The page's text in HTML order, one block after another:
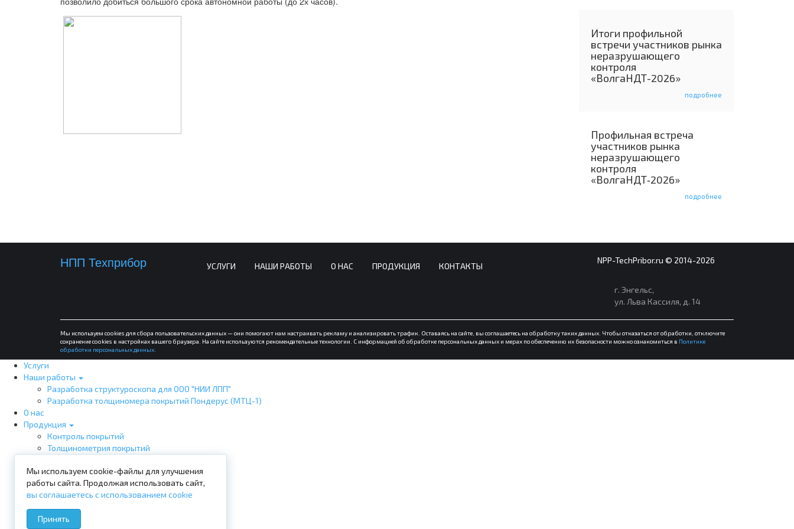
Итоги профильной
встречи участников рынка
неразрушающего
контроля
«ВолгаНДТ-2026»
подробнее
Профильная встреча
участников рынка
неразрушающего
контроля
«ВолгаНДТ‑2026»
подробнее
НПП Техприбор УСЛУГИ НАШИ РАБОТЫ О НАС ПРОДУКЦИЯ КОНТАКТЫ
NPP-TechPribor.ru © 2014-2026
г. Энгельс,
ул. Льва Кассиля, д. 14
Мы используем cookies для сбора пользовательских данных — они помогают нам настраивать рекламу и анализировать трафик. Оставаясь на сайте, вы соглашаетесь на обработку таких данных. Чтобы отказаться от обработки, отключите
сохранение cookies в настройках вашего браузера. На сайте используются рекомендательные технологии. С информацией об обработке персональных данных и мерах по обеспечению их безопасности можно ознакомиться в Политике
обработки персональных данных
Услуги
Наши работы
Разработка структуроскопа для ООО "НИИ ЛПП"
Разработка толщиномера покрытий Пондерус (МТЦ-1)
О нас
Продукция
Контроль покрытий
Толщинометрия покрытий
Визуально-измерительный контроль
Магнитный контроль
Вихретоковый контроль
Ультразвуковой контроль
Структуроскопы
Мы используем cookie-файлы для улучшения
работы сайта. Продолжая использовать сайт,
вы соглашаетесь с использованием cookie
Принять